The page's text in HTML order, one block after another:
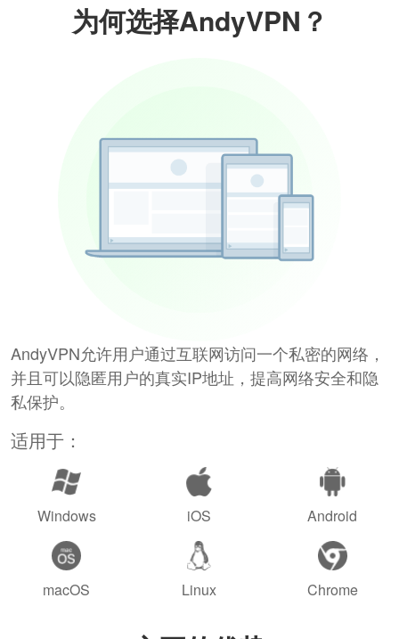
为何选择AndyVPN？
AndyVPN允许用户通过互联网访问一个私密的网络，
并且可以隐匿用户的真实IP地址，提高网络安全和隐
私保护。
适用于：
Windows iOS Android
macOS Linux Chrome